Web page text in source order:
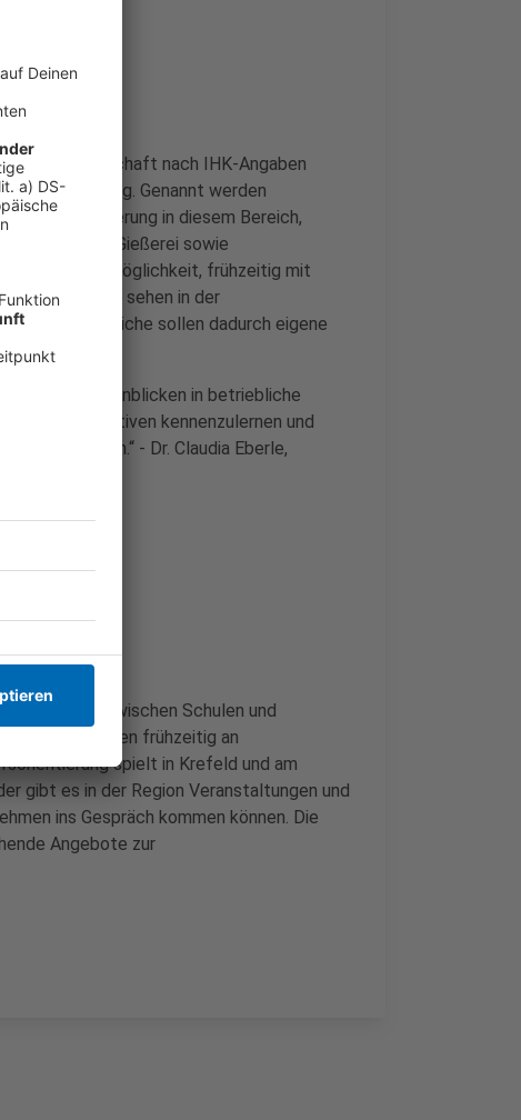
der Partnerschaft nach IHK-Angaben
zur Verfügung. Genannt werden
Teilqualifizierung in diesem Bereich,
Gießerei sowie
die Möglichkeit, frühzeitig mit
Die Schulen sehen in der
Jugendliche sollen dadurch eigene
Einblicken in betriebliche
Perspektiven kennenzulernen und
zu entwickeln.“ - Dr. Claudia Eberle,
zwischen Schulen und
junge Menschen frühzeitig an
spielt in Krefeld und am
gibt es in der Region Veranstaltungen und
ins Gespräch kommen können. Die
Angebote zur